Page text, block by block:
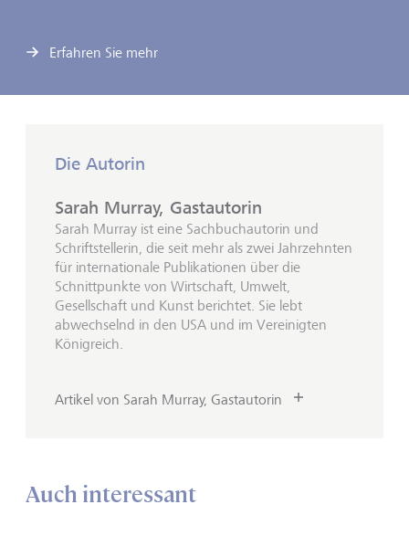
Erfahren Sie mehr
Die Autorin
Sarah Murray, Gastautorin
Sarah Murray ist eine Sachbuchautorin und
Schriftstellerin, die seit mehr als zwei Jahrzehnten
für internationale Publikationen über die
Schnittpunkte von Wirtschaft, Umwelt,
Gesellschaft und Kunst berichtet. Sie lebt
abwechselnd in den USA und im Vereinigten
Königreich.
Artikel von Sarah Murray, Gastautorin
Auch interessant